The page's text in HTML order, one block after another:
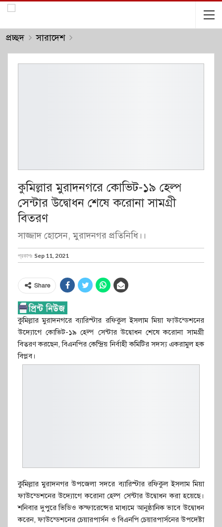
প্রচ্ছদ সারাদেশ
কুমিল্লার মুরাদনগরে কোভিট-১৯ হেল্প
সেন্টার উদ্বোধন শেষে করোনা সামগ্রী
বিতরণ
সাজ্জাদ হোসেন, মুরাদনগর প্রতিনিধি।।
প্রকাশঃ Sep 11, 2021
Share
কুমিল্লার মুরাদনগরে ব্যারিস্টার রফিকুল ইসলাম মিয়া ফাউন্ডেশনের
উদ্যোগে কোভিট-১৯ হেল্প সেন্টার উদ্বোধন শেষে করোনা সামগ্রী
বিতরণ করছেন, বিএনপির কেন্দ্রিয় নির্বাহী কমিটির সদস্য একরামুল হক
বিপ্লব।
কুমিল্লার মুরাদনগর উপজেলা সদরে ব্যারিস্টার রফিকুল ইসলাম মিয়া
ফাউন্ডেশনের উদ্যোগে করোনা হেল্প সেন্টার উদ্বোধন করা হয়েছে।
শনিবার দুপুরে ভিডিও কন্ফারেন্সের মাধ্যমে আনুষ্ঠানিক ভাবে উদ্বোধন
করেন, ফাউন্ডেশনের চেয়ারপার্সন ও বিএনপি চেয়ারপার্সনের উপদেষ্টা